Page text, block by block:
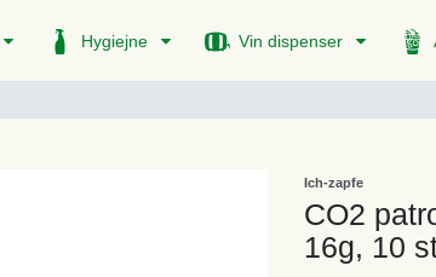
Hygiejne Vin dispenser
Ich-zapfe
CO2
16g, 10